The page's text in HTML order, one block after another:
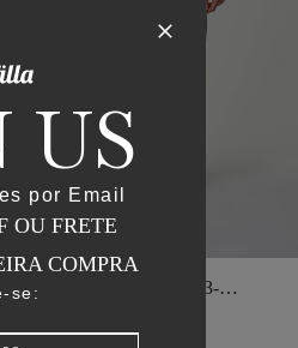
Matelasse Capuz - I23-
Oliva
6x deR$ 241,25
US
por Email
OU FRETE
COMPRA
se: